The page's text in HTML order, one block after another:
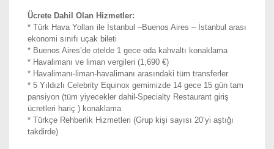
Ücrete Dahil Olan Hizmetler:
* Türk Hava Yolları ile İstanbul –Buenos Aires – İstanbul arası
ekonomi sınıfı uçak bileti
* Buenos Aires’de otelde 1 gece oda kahvaltı konaklama
* Havalimanı ve liman vergileri (1,690 €)
* Havalimanı-liman-havalimanı arasındaki tüm transferler
* 5 Yıldızlı Celebrity Equinox gemimizde 14 gece 15 gün tam
pansiyon (tüm yiyecekler dahil-Specialty Restaurant giriş
ücretleri hariç ) konaklama
* Türkçe Rehberlik Hizmetleri (Grup kişi sayısı 20’yi aştığı
takdirde)